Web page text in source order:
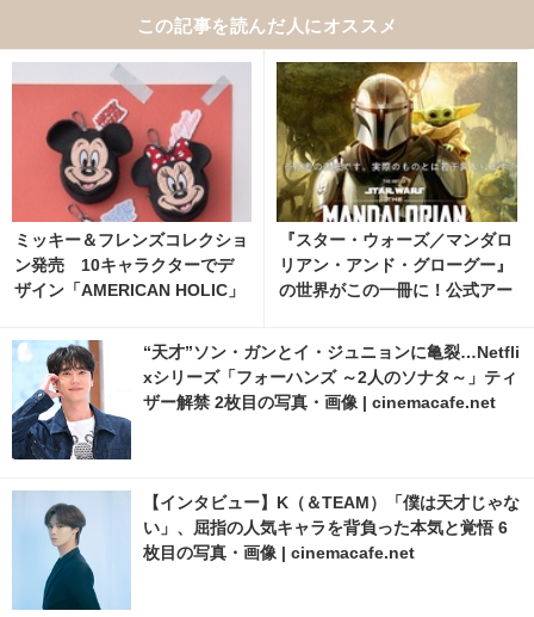
この記事を読んだ人にオススメ
ミッキー＆フレンズコレクショ
ン発売 10キャラクターでデ
ザイン「AMERICAN HOLIC」
『スター・ウォーズ／マンダロ
リアン・アンド・グローグー』
の世界がこの一冊に！公式アー
“天才”ソン・ガンとイ・ジュニョンに亀裂…Netfli
xシリーズ「フォーハンズ ～2人のソナタ～」ティ
ザー解禁 2枚目の写真・画像 | cinemacafe.net
【インタビュー】K（＆TEAM）「僕は天才じゃな
い」、屈指の人気キャラを背負った本気と覚悟 6
枚目の写真・画像 | cinemacafe.net